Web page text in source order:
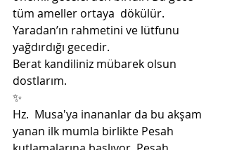
tüm ameller ortaya  dökülür.
Yaradan’ın rahmetini ve lütfunu
yağdırdığı gecedir.
Berat kandiliniz mübarek olsun
dostlarım.
✨
Hz.  Musa'ya inananlar da bu akşam
yanan ilk mumla birlikte Pesah